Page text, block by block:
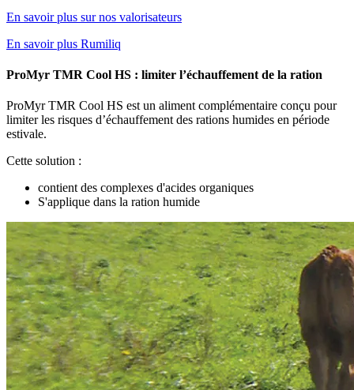
En savoir plus sur nos valorisateurs
En savoir plus Rumiliq
ProMyr TMR Cool HS : limiter l’échauffement de la ration
ProMyr TMR Cool HS est un aliment complémentaire conçu pour
limiter les risques d’échauffement des rations humides en période
estivale.
Cette solution :
contient des complexes d'acides organiques
S'applique dans la ration humide